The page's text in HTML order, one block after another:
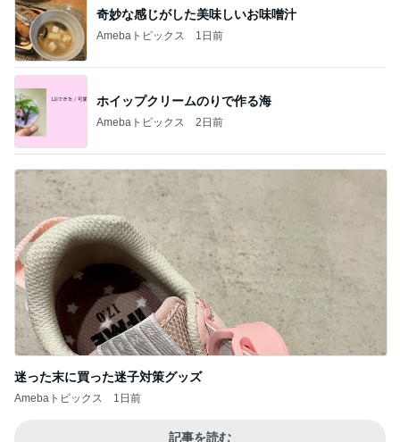
奇妙な感じがした美味しいお味噌汁
Amebaトピックス 1日前
ホイップクリームのりで作る海
Amebaトピックス 2日前
迷った末に買った迷子対策グッズ
Amebaトピックス 1日前
記事を読む